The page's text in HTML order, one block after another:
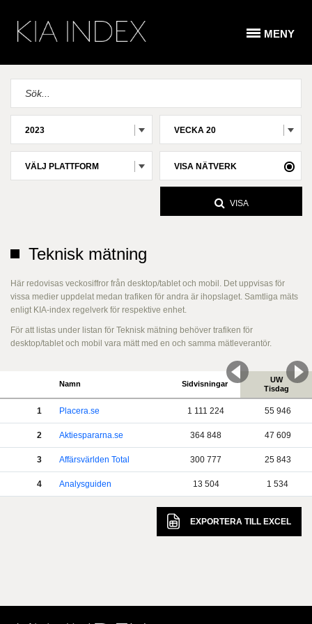
MENY
VISA
2023 VECKA 20
VÄLJ PLATTFORM VISA NÄTVERK
Teknisk mätning
Här redovisas veckosiffror från desktop/tablet och mobil. Det uppvisas för
vissa medier uppdelat medan trafiken för andra är ihopslaget. Samtliga mäts
enligt KIA-index regelverk för respektive enhet.
För att listas under listan för Teknisk mätning behöver trafiken för
desktop/tablet och mobil vara mätt med en och samma mätleverantör.
Namn Sidvisningar
UW
Tisdag
1 Placera.se 1 111 224 55 946
2 Aktiespararna.se 364 848 47 609
3 Affärsvärlden Total 300 777 25 843
4 Analysguiden 13 504 1 534
EXPORTERA TILL EXCEL